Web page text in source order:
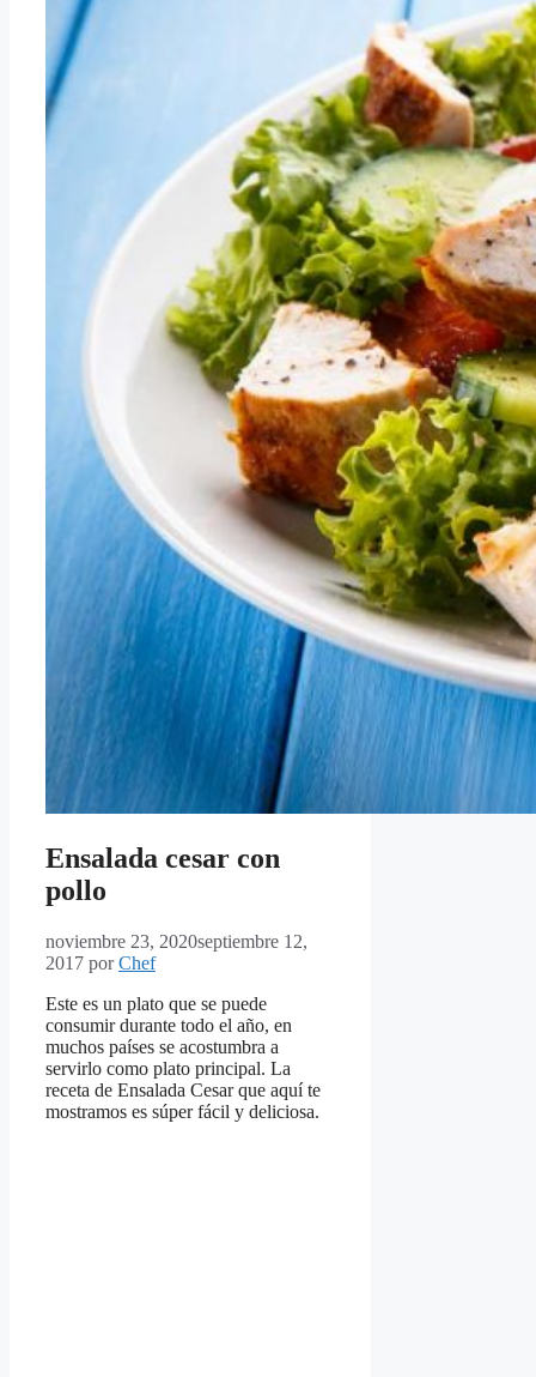
Ensalada cesar con
pollo
noviembre 23, 2020septiembre 12,
2017 porChef
Este es un plato que se puede
consumir durante todo el año, en
muchos países se acostumbra a
servirlo como plato principal. La
receta de Ensalada Cesar que aquí te
mostramos es súper fácil y deliciosa.